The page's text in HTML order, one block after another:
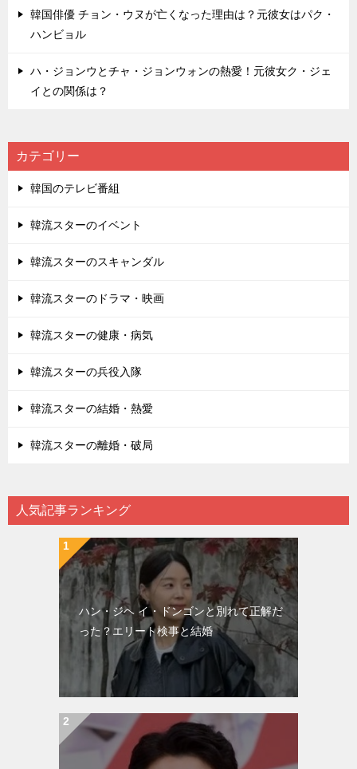
韓国俳優 チョン・ウヌが亡くなった理由は？元彼女はパク・
ハンビョル
ハ・ジョンウとチャ・ジョンウォンの熱愛！元彼女ク・ジェ
イとの関係は？
カテゴリー
韓国のテレビ番組
韓流スターのイベント
韓流スターのスキャンダル
韓流スターのドラマ・映画
韓流スターの健康・病気
韓流スターの兵役入隊
韓流スターの結婚・熱愛
韓流スターの離婚・破局
人気記事ランキング
ハン・ジヘ イ・ドンゴンと別れて正解だ
った？エリート検事と結婚